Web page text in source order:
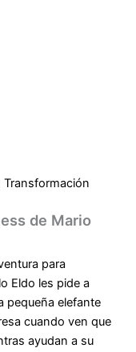
Transformación
de Mario
para
Eldo les pide a
pequeña elefante
cuando ven que
ayudan a su